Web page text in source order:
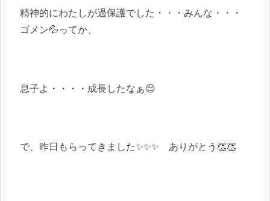
精神的にわたしが過保護でした・・・みんな・・・
ゴメン💦ってか、
息子よ・・・・成長したなぁ😌
で、昨日もらってきました✨✨✨ ありがとう👏👏